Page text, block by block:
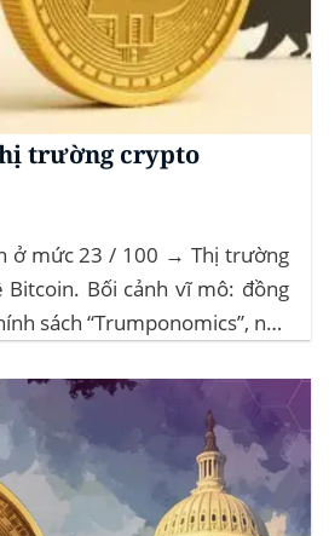
trường crypto
ở mức 23 / 100 → Thị trường
Bitcoin. Bối cảnh vĩ mô: đồng
sách “Trumponomics”, nhà
triệu USD...